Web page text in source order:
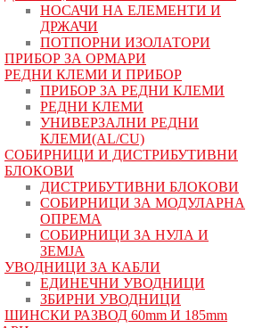
НОСАЧИ НА ЕЛЕМЕНТИ И
ДРЖАЧИ
ПОТПОРНИ ИЗОЛАТОРИ
ПРИБОР ЗА ОРМАРИ
РЕДНИ КЛЕМИ И ПРИБОР
ПРИБОР ЗА РЕДНИ КЛЕМИ
РЕДНИ КЛЕМИ
УНИВЕРЗАЛНИ РЕДНИ
КЛЕМИ(AL/CU)
СОБИРНИЦИ И ДИСТРИБУТИВНИ
БЛОКОВИ
ДИСТРИБУТИВНИ БЛОКОВИ
СОБИРНИЦИ ЗА МОДУЛАРНА
ОПРЕМА
СОБИРНИЦИ ЗА НУЛА И
ЗЕМЈА
УВОДНИЦИ ЗА КАБЛИ
ЕДИНЕЧНИ УВОДНИЦИ
ЗБИРНИ УВОДНИЦИ
ШИНСКИ РАЗВОД 60mm И 185mm